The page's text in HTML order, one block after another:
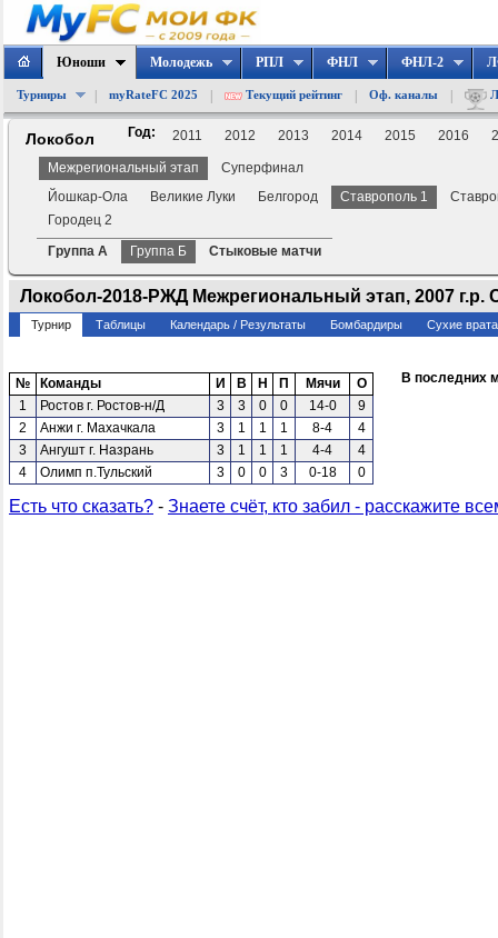
Юноши
Турниры myRateFC 2025 Текущий рейтинг Оф. каналы
Молодежь РПЛ ФНЛ ФНЛ-2
Локобол Год: 2011 2012 2013 2014 2015 2016
Межрегиональный этап
Суперфинал
Йошкар-Ола
Великие Луки Белгород Ставрополь 1
Городец 2
Группа А
Группа Б Стыковые матчи
Локобол-2018-РЖД Межрегиональный этап, 2007 г.р.
Турнир Таблицы Календарь / Результаты Бомбардиры Сухие
№ Команды И В Н П Мячи
О
1
Ростов г. Ростов-н/Д 3 3 0 0 14-0
9
2
Анжи г. Махачкала 3 1 1 1 8-4
4
3
Ангушт г. Назрань 3 1 1 1 4-4
4
4
Олимп п.Тульский 3 0 0 3 0-18 0
В последних
Есть что сказать? - Знаете счёт, кто забил - расскажите